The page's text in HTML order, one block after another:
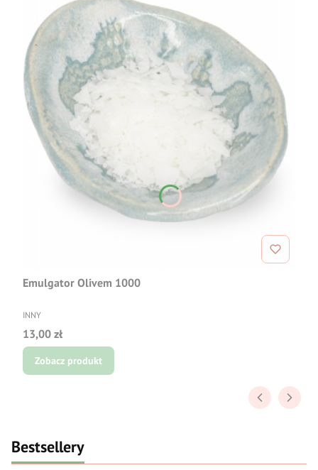
Emulgator Olivem 1000
PRODUCENT
INNY
Cena
13,00 zł
Zobacz produkt
Bestsellery